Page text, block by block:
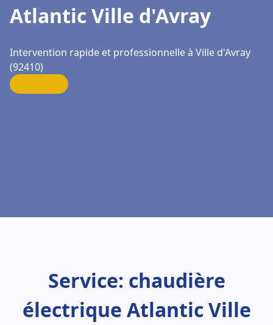
Atlantic Ville d'Avray
Intervention rapide et professionnelle à Ville d'Avray
(92410)
Service: chaudière
électrique Atlantic Ville